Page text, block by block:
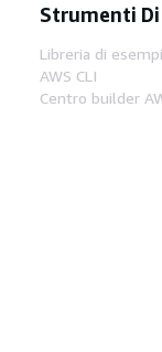
Strumenti
Libreria di
AWS CLI
Centro builder